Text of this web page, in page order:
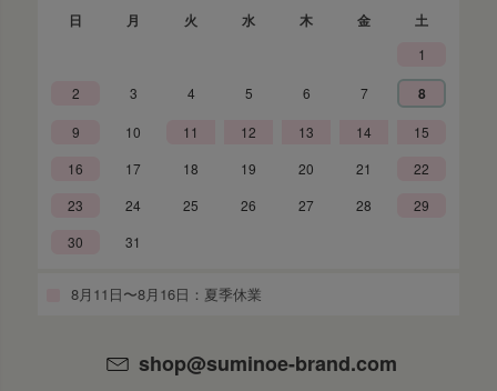
日 月 火 水 木 金 土
1
2 3 4 5 6 7 8
9 10 11 12 13 14
15
16
17 18 19 20 21
22
23
24 25 26 27 28
29
30
31
8月11日〜8月16日：夏季休業
shop@suminoe-brand.com